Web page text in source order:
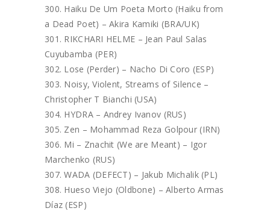
Haiku De Um Poeta Morto (Haiku from
a Dead Poet) – Akira Kamiki (BRA/UK)
RIKCHARI HELME – Jean Paul Salas
Cuyubamba (PER)
Lose (Perder) – Nacho Di Coro (ESP)
Noisy, Violent, Streams of Silence –
Christopher T Bianchi (USA)
HYDRA – Andrey Ivanov (RUS)
Zen – Mohammad Reza Golpour (IRN)
Mi – Znachit (We are Meant) – Igor
Marchenko (RUS)
WADA (DEFECT) – Jakub Michalik (PL)
Hueso Viejo (Oldbone) – Alberto Armas
Díaz (ESP)